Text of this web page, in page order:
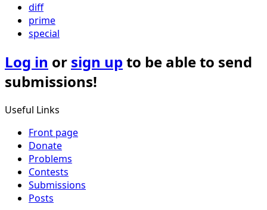
diff
prime
special
Log in or sign upto be able to send
submissions!
Useful Links
Front page
Donate
Problems
Contests
Submissions
Posts